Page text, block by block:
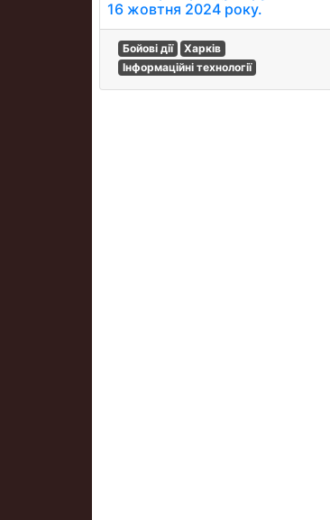
16 жовтня 2024 року.
Бойові дії
Харків
Інформаційні технології